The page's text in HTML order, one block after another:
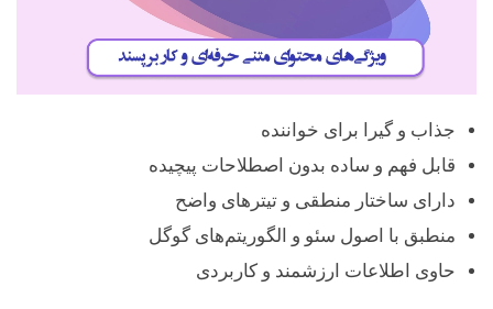
جذاب و گیرا برای خواننده
قابل فهم و ساده بدون اصطلاحات پیچیده
دارای ساختار منطقی و تیترهای واضح
منطبق با اصول سئو و الگوریتم‌های گوگل
حاوی اطلاعات ارزشمند و کاربردی